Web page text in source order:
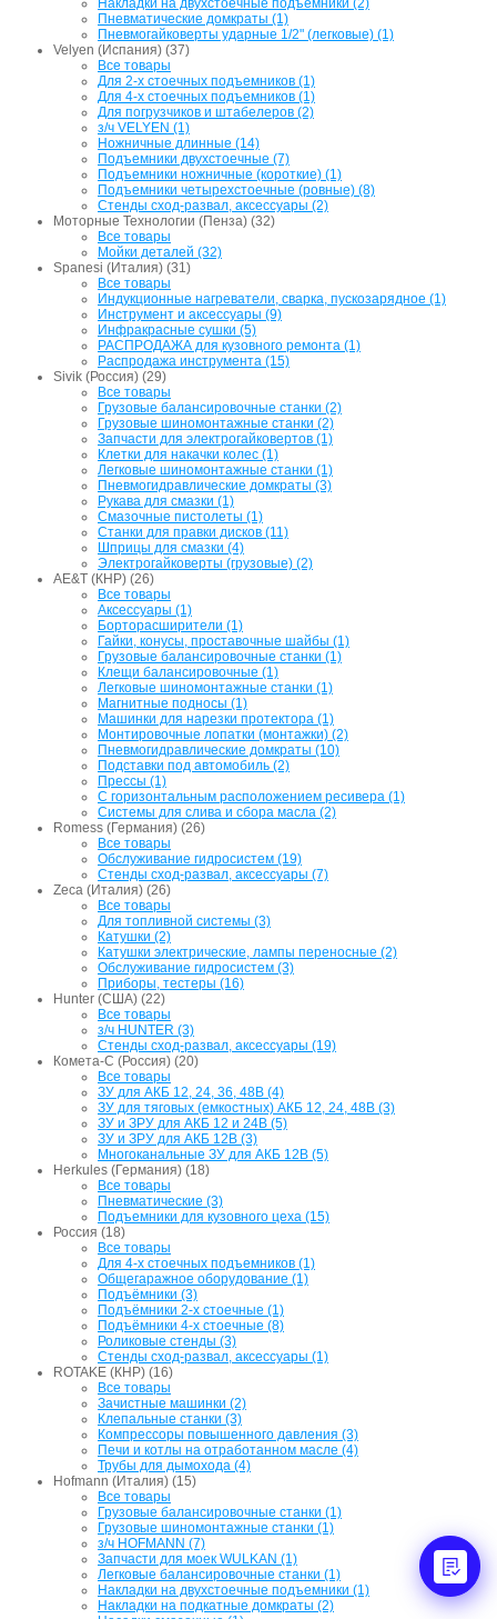
Пневматические домкраты (1)
Пневмогайковерты ударные 1/2" (легковые) (1)
Velyen (Испания) (37)
Все товары
Для 2-х стоечных подъемников (1)
Для 4-х стоечных подъемников (1)
Для погрузчиков и штабелеров (2)
з/ч VELYEN (1)
Ножничные длинные (14)
Подъемники двухстоечные (7)
Подъемники ножничные (короткие) (1)
Подъемники четырехстоечные (ровные) (8)
Стенды сход-развал, аксессуары (2)
Моторные Технологии (Пенза) (32)
Все товары
Мойки деталей (32)
Spanesi (Италия) (31)
Все товары
Индукционные нагреватели, сварка, пускозарядное (1)
Инструмент и аксессуары (9)
Инфракрасные сушки (5)
РАСПРОДАЖА для кузовного ремонта (1)
Распродажа инструмента (15)
Sivik (Россия) (29)
Все товары
Грузовые балансировочные станки (2)
Грузовые шиномонтажные станки (2)
Запчасти для электрогайковертов (1)
Клетки для накачки колес (1)
Легковые шиномонтажные станки (1)
Пневмогидравлические домкраты (3)
Рукава для смазки (1)
Смазочные пистолеты (1)
Станки для правки дисков (11)
Шприцы для смазки (4)
Электрогайковерты (грузовые) (2)
AE&T (КНР) (26)
Все товары
Аксессуары (1)
Борторасширители (1)
Гайки, конусы, проставочные шайбы (1)
Грузовые балансировочные станки (1)
Клещи балансировочные (1)
Легковые шиномонтажные станки (1)
Магнитные подносы (1)
Машинки для нарезки протектора (1)
Монтировочные лопатки (монтажки) (2)
Пневмогидравлические домкраты (10)
Подставки под автомобиль (2)
Прессы (1)
С горизонтальным расположением ресивера (1)
Системы для слива и сбора масла (2)
Romess (Германия) (26)
Все товары
Обслуживание гидросистем (19)
Стенды сход-развал, аксессуары (7)
Zeca (Италия) (26)
Все товары
Для топливной системы (3)
Катушки (2)
Катушки электрические, лампы переносные (2)
Обслуживание гидросистем (3)
Приборы, тестеры (16)
Hunter (США) (22)
Все товары
з/ч HUNTER (3)
Стенды сход-развал, аксессуары (19)
Комета-С (Россия) (20)
Все товары
ЗУ для АКБ 12, 24, 36, 48В (4)
ЗУ для тяговых (емкостных) АКБ 12, 24, 48В (3)
ЗУ и ЗРУ для АКБ 12 и 24В (5)
ЗУ и ЗРУ для АКБ 12В (3)
Многоканальные ЗУ для АКБ 12В (5)
Herkules (Германия) (18)
Все товары
Пневматические (3)
Подъемники для кузовного цеха (15)
Россия (18)
Все товары
Для 4-х стоечных подъемников (1)
Общегаражное оборудование (1)
Подъёмники (3)
Подъёмники 2-х стоечные (1)
Подъёмники 4-х стоечные (8)
Роликовые стенды (3)
Стенды сход-развал, аксессуары (1)
ROTAKE (КНР) (16)
Все товары
Зачистные машинки (2)
Клепальные станки (3)
Компрессоры повышенного давления (3)
Печи и котлы на отработанном масле (4)
Трубы для дымохода (4)
Hofmann (Италия) (15)
Все товары
Грузовые балансировочные станки (1)
Грузовые шиномонтажные станки (1)
з/ч HOFMANN (7)
Запчасти для моек WULKAN (1)
Легковые балансировочные станки (1)
Накладки на двухстоечные подъемники (1)
Накладки на подкатные домкраты (2)